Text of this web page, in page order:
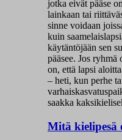
jotka eivät pääse
lainkaan tai
sinne voidaan
kuin
käytäntöjään sen
pääsee. Jos
on, että lapsi
– heti, kun perhe
saakka
Mitä kielipesä